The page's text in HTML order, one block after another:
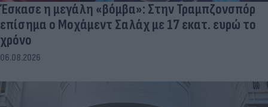
Έσκασε η μεγάλη «βόμβα»: Στην Τραμπζονσπόρ
επίσημα ο Μοχάμεντ Σαλάχ με 17 εκατ. ευρώ το
χρόνο
06.08.2026